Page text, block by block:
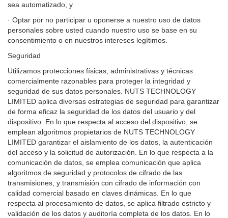
sea automatizado, y
· Optar por no participar u oponerse a nuestro uso de datos
personales sobre usted cuando nuestro uso se base en su
consentimiento o en nuestros intereses legítimos.
Seguridad
Utilizamos protecciones físicas, administrativas y técnicas
comercialmente razonables para proteger la integridad y
seguridad de sus datos personales. NUTS TECHNOLOGY
LIMITED aplica diversas estrategias de seguridad para garantizar
de forma eficaz la seguridad de los datos del usuario y del
dispositivo. En lo que respecta al acceso del dispositivo, se
emplean algoritmos propietarios de NUTS TECHNOLOGY
LIMITED garantizar el aislamiento de los datos, la autenticación
del acceso y la solicitud de autorización. En lo que respecta a la
comunicación de datos, se emplea comunicación que aplica
algoritmos de seguridad y protocolos de cifrado de las
transmisiones, y transmisión con cifrado de información con
calidad comercial basado en claves dinámicas. En lo que
respecta al procesamiento de datos, se aplica filtrado estricto y
validación de los datos y auditoría completa de los datos. En lo